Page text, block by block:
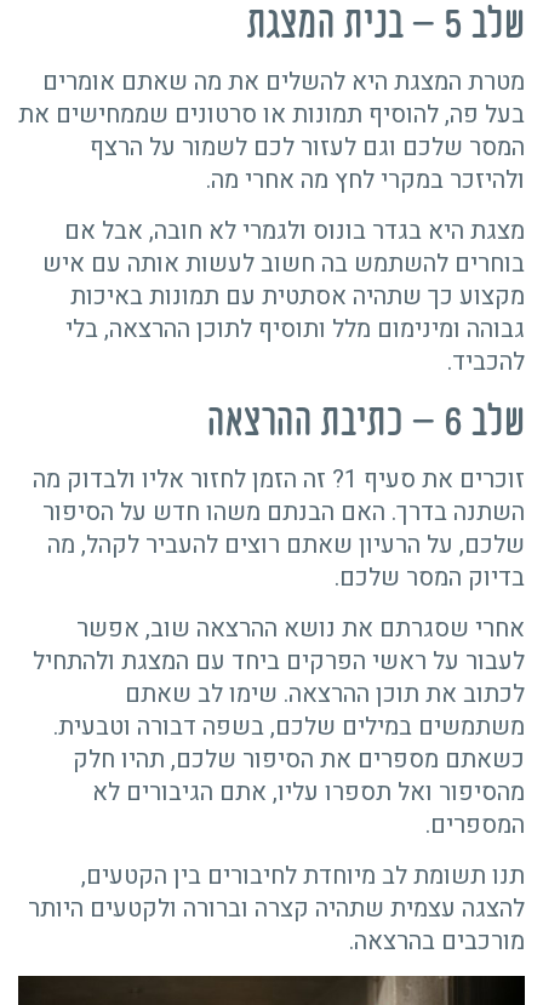
שלב 5 – בנית המצגת
מטרת המצגת היא להשלים את מה שאתם אומרים
בעל פה, להוסיף תמונות או סרטונים שממחישים את
המסר שלכם וגם לעזור לכם לשמור על הרצף
ולהיזכר במקרי לחץ מה אחרי מה.
מצגת היא בגדר בונוס ולגמרי לא חובה, אבל אם
בוחרים להשתמש בה חשוב לעשות אותה עם איש
מקצוע כך שתהיה אסתטית עם תמונות באיכות
גבוהה ומינימום מלל ותוסיף לתוכן ההרצאה, בלי
להכביד.
שלב 6 – כתיבת ההרצאה
זוכרים את סעיף 1? זה הזמן לחזור אליו ולבדוק מה
השתנה בדרך. האם הבנתם משהו חדש על הסיפור
שלכם, על הרעיון שאתם רוצים להעביר לקהל, מה
בדיוק המסר שלכם.
אחרי שסגרתם את נושא ההרצאה שוב, אפשר
לעבור על ראשי הפרקים ביחד עם המצגת ולהתחיל
לכתוב את תוכן ההרצאה. שימו לב שאתם
משתמשים במילים שלכם, בשפה דבורה וטבעית.
כשאתם מספרים את הסיפור שלכם, תהיו חלק
מהסיפור ואל תספרו עליו, אתם הגיבורים לא
המספרים.
תנו תשומת לב מיוחדת לחיבורים בין הקטעים,
להצגה עצמית שתהיה קצרה וברורה ולקטעים היותר
מורכבים בהרצאה.